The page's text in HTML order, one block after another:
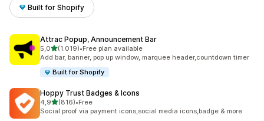
Built for Shopify
Attrac Popup, Announcement Bar
5,05 yıldız üzerinden
(1.019)
toplam 1019 değerlendirme
•Free plan available
Add bar, banner, pop up window, marquee header,countdown timer
Built for Shopify
Hoppy Trust Badges & Icons
4,95 yıldız üzerinden
(816)
toplam 816 değerlendirme
•Free
Social proof via payment icons,social media icons,badge & more